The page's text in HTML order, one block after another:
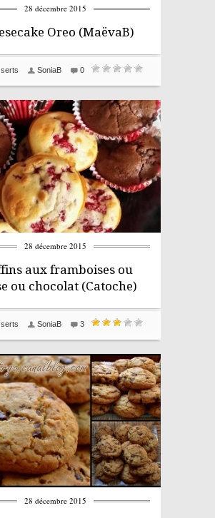
28 décembre 2015
Oreo (MaëvaB)
0
SoniaB
28 décembre 2015
aux framboises ou
ou chocolat (Catoche)
3
SoniaB
28 décembre 2015